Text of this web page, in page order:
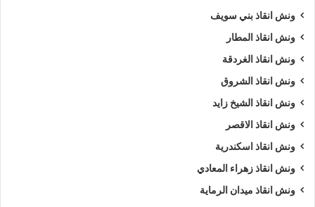
ونش انقاذ بني سويف
ونش انقاذ المطار
ونش انقاذ الغردقة
ونش انقاذ الشروق
ونش انقاذ الشيخ زايد
ونش انقاذ الاقصر
ونش انقاذ اسكندرية
ونش انقاذ زهراء المعادي
ونش انقاذ ميدان الرماية